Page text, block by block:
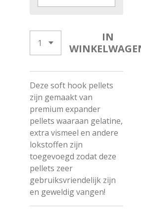
IN
Deze soft hook pellets
zijn gemaakt van
premium expander
pellets waaraan gelatine,
extra vismeel en andere
lokstoffen zijn
toegevoegd zodat deze
pellets zeer
gebruiksvriendelijk zijn
en geweldig vangen!